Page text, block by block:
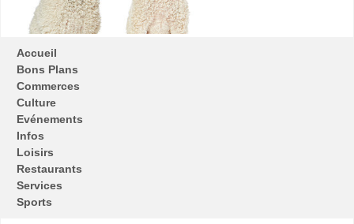
Accueil
Bons Plans
Commerces
Culture
Evénements
Infos
Loisirs
Restaurants
Services
Sports